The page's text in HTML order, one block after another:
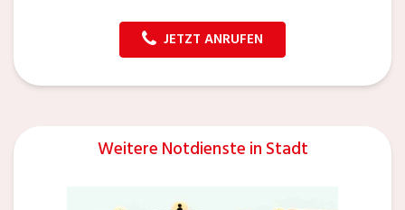
JETZT ANRUFEN
Weitere Notdienste in Stadt